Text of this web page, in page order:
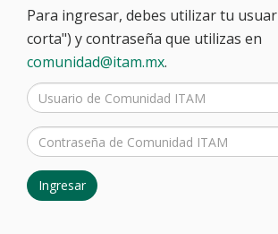
Para ingresar, debes utilizar tu
corta") y contraseña que utilizas en
comunidad@itam.mx.